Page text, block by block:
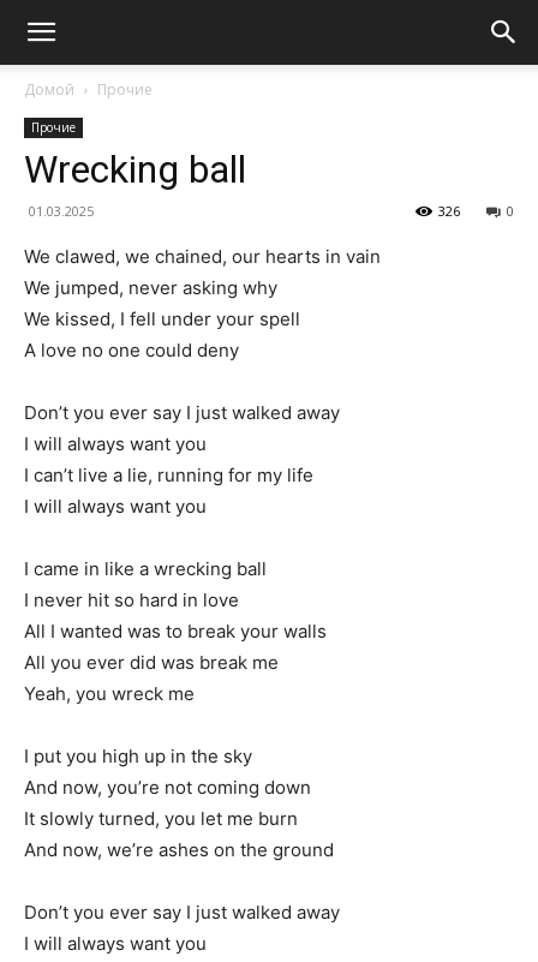
Домой Прочие
Прочие
Wrecking ball
01.03.2025 0
326
We clawed, we chained, our hearts in vain
We jumped, never asking why
We kissed, I fell under your spell
A love no one could deny
Don’t you ever say I just walked away
I will always want you
I can’t live a lie, running for my life
I will always want you
I came in like a wrecking ball
I never hit so hard in love
All I wanted was to break your walls
All you ever did was break me
Yeah, you wreck me
I put you high up in the sky
And now, you’re not coming down
It slowly turned, you let me burn
And now, we’re ashes on the ground
Don’t you ever say I just walked away
I will always want you